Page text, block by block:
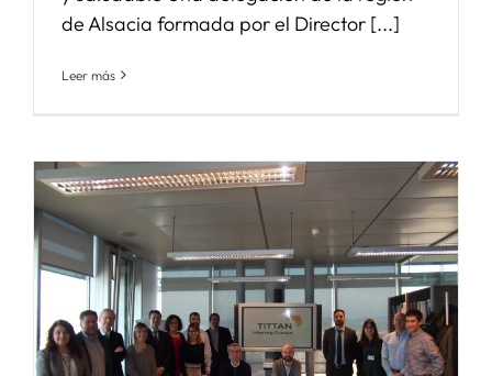
de Alsacia formada por el Director [...]
Leer más